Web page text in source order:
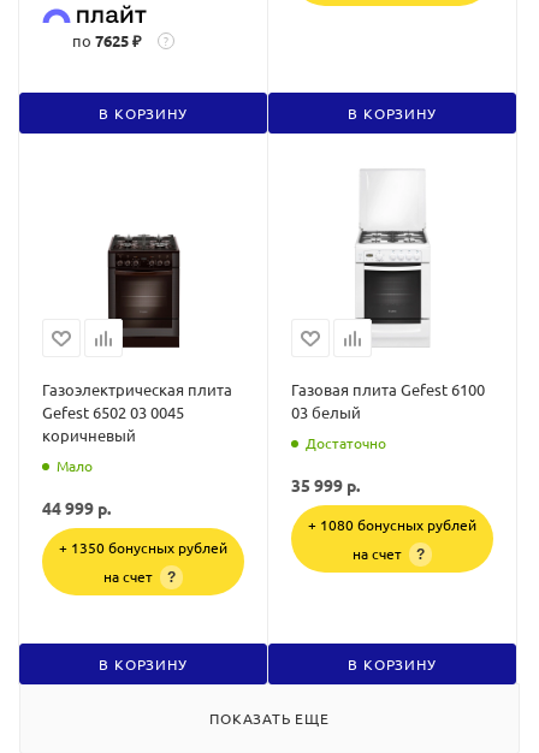
по 7625 ₽ ?
В КОРЗИНУ В КОРЗИНУ
Газоэлектрическая плита
Gefest 6502 03 0045
коричневый
Мало
44 999 р.
+ 1350 бонусных рублей
на счет
?
В КОРЗИНУ
Газовая плита Gefest 6100
03 белый
Достаточно
35 999 р.
+ 1080 бонусных рублей
на счет
?
В КОРЗИНУ
ПОКАЗАТЬ ЕЩЕ